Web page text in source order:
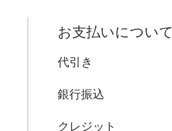
お支払いについて
代引き
銀行振込
クレジット